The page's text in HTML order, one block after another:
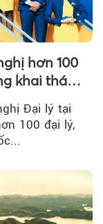
hơn 100
khai thác
Quyến
Đại lý tại
100 đại lý,